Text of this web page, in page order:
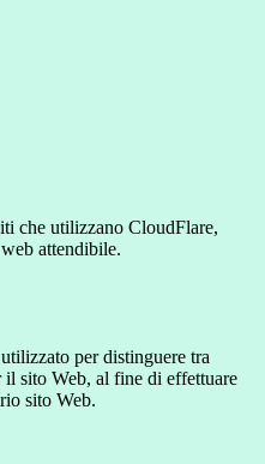
che utilizzano CloudFlare,
attendibile.
per distinguere tra
sito Web, al fine di effettuare
sito Web.